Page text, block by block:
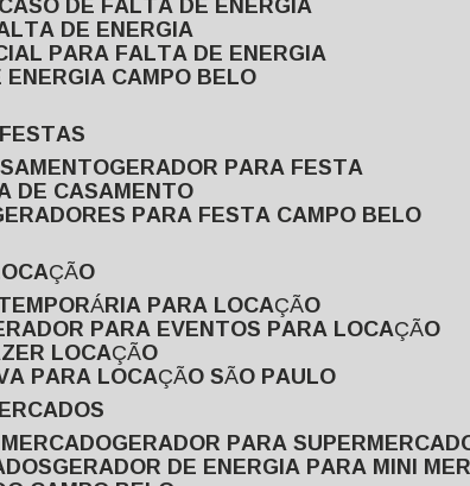
DE ENERGIA
PARA FALTA DE ENERGIA
ENERGIA CAMPO BELO
GERADOR PARA FESTA
DE CASAMENTO
GERADORES PARA FESTA CAMPO BELO
PARA LOCAÇÃO
PARA EVENTOS PARA LOCAÇÃO
LOCAÇÃO
PARA LOCAÇÃO SÃO PAULO
GERADOR PARA
GERADOR DE ENERGIA PARA MINI